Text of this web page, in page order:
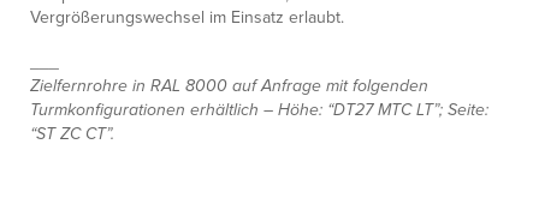
Vergrößerungswechsel im Einsatz erlaubt.
___
Zielfernrohre in RAL 8000 auf Anfrage mit folgenden
Turmkonfigurationen erhältlich – Höhe: “DT27 MTC LT”; Seite:
“ST ZC CT”.